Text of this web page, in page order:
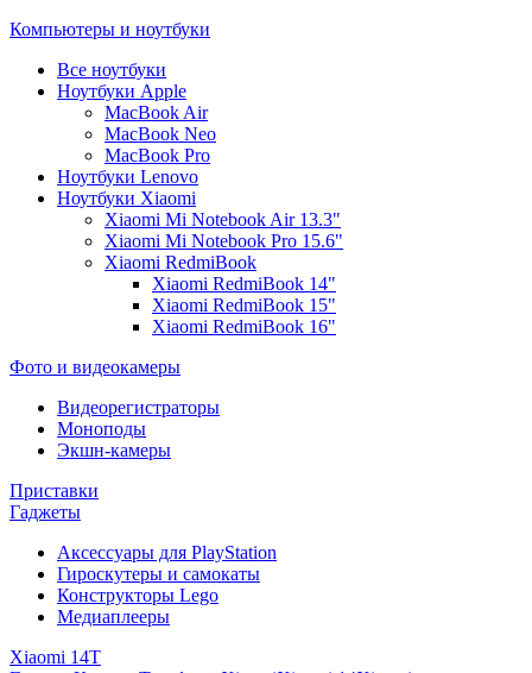
Компьютеры и ноутбуки
Все ноутбуки
Ноутбуки Apple
MacBook Air
MacBook Neo
MacBook Pro
Ноутбуки Lenovo
Ноутбуки Xiaomi
Xiaomi Mi Notebook Air 13.3"
Xiaomi Mi Notebook Pro 15.6"
Xiaomi RedmiBook
Xiaomi RedmiBook 14"
Xiaomi RedmiBook 15"
Xiaomi RedmiBook 16"
Фото и видеокамеры
Видеорегистраторы
Моноподы
Экшн-камеры
Приставки
Гаджеты
Аксессуары для PlayStation
Гироскутеры и самокаты
Конструкторы Lego
Медиаплееры
Xiaomi 14T